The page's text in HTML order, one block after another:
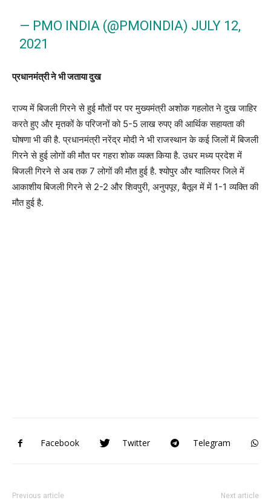
— PMO INDIA (@PMOINDIA) JULY 12,
2021
प्रधानमंत्री ने भी जताया दुख
राज्य में बिजली गिरने से हुई मौतों पर पर मुख्यमंत्री अशोक गहलोत ने दुख जाहिर
करते हुए और मृतकों के परिजनों को 5-5 लाख रुपए की आर्थिक सहायता की
घोषणा भी की है. प्रधानमंत्री नरेंद्र मोदी ने भी राजस्थान के कई जिलों में बिजली
गिरने से हुई लोगों की मौत पर गहरा शोक व्यक्त किया है. उधर मध्य प्रदेश में
बिजली गिरने से अब तक 7 लोगों की मौत हुई है. श्योपुर और ग्वालियर जिले में
आकाशीय बिजली गिरने से 2-2 और शिवपुरी, अनुपपूर, बैतूल में में 1-1 व्यक्ति की
मौत हुई है.
Facebook Twitter Telegram
Previous article Next article